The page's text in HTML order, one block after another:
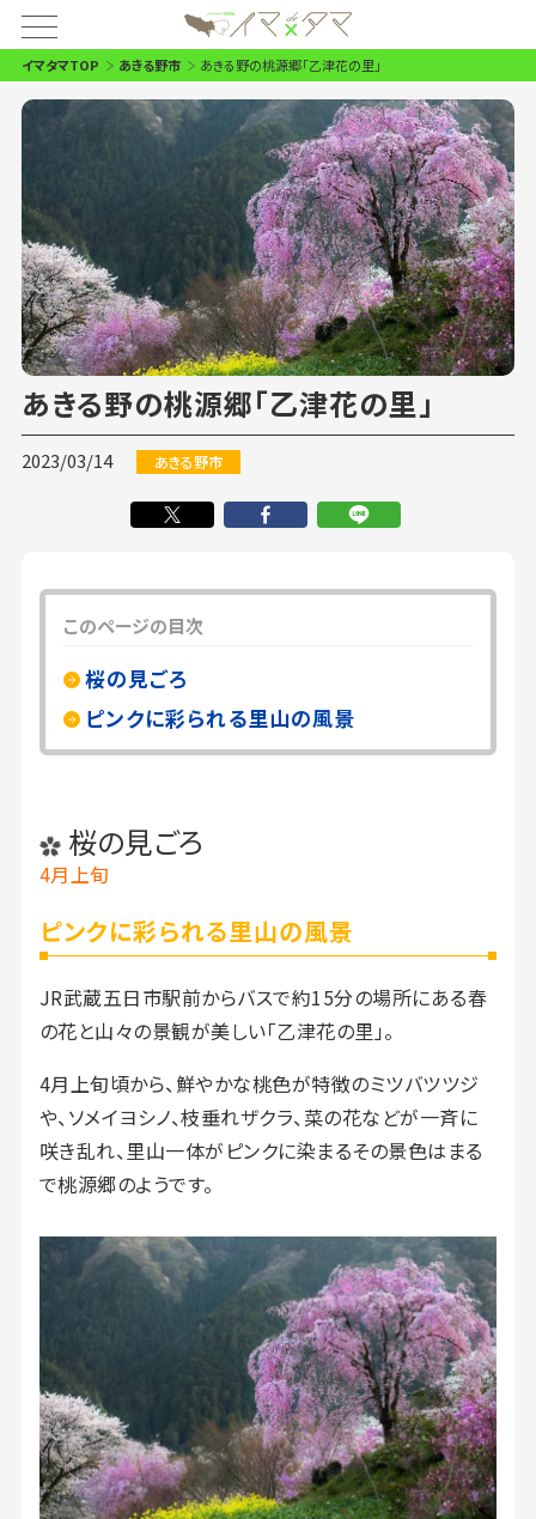
イマタマTOP あきる野市 あきる野の桃源郷「乙津花の里」
あきる野の桃源郷「乙津花の里」
2023/03/14 あきる野市
このページの目次
桜の見ごろ
ピンクに彩られる里山の風景
桜の見ごろ
4月上旬
ピンクに彩られる里山の風景
JR武蔵五日市駅前からバスで約15分の場所にある春
の花と山々の景観が美しい「乙津花の里」。
4月上旬頃から、鮮やかな桃色が特徴のミツバツツジ
や、ソメイヨシノ、枝垂れザクラ、菜の花などが一斉に
咲き乱れ、里山一体がピンクに染まるその景色はまる
で桃源郷のようです。